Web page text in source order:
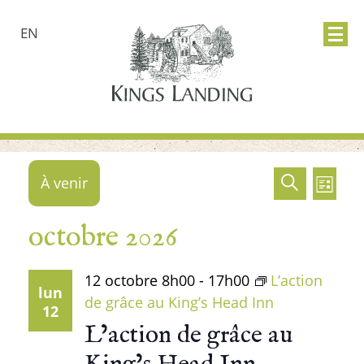
EN
Événements
de
Liste
À venir
une
octobre 2026
lun
12
L’action de grâce au
12 octobre8h00- 17h00
L’action
de grâce au King’s Head Inn